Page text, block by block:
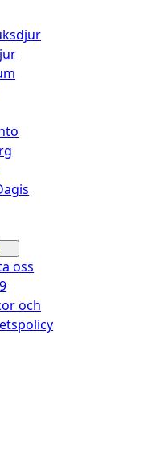
oss
och